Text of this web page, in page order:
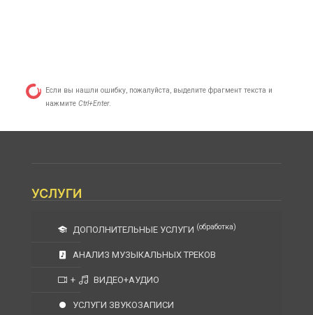
Если вы нашли ошибку, пожалуйста, выделите фрагмент текста и
нажмите Ctrl+Enter.
УСЛУГИ
ДОПОЛНИТЕЛЬНЫЕ УСЛУГИ (обработка)
АНАЛИЗ МУЗЫКАЛЬНЫХ ТРЕКОВ
+ ВИДЕО+АУДИО
УСЛУГИ ЗВУКОЗАПИСИ